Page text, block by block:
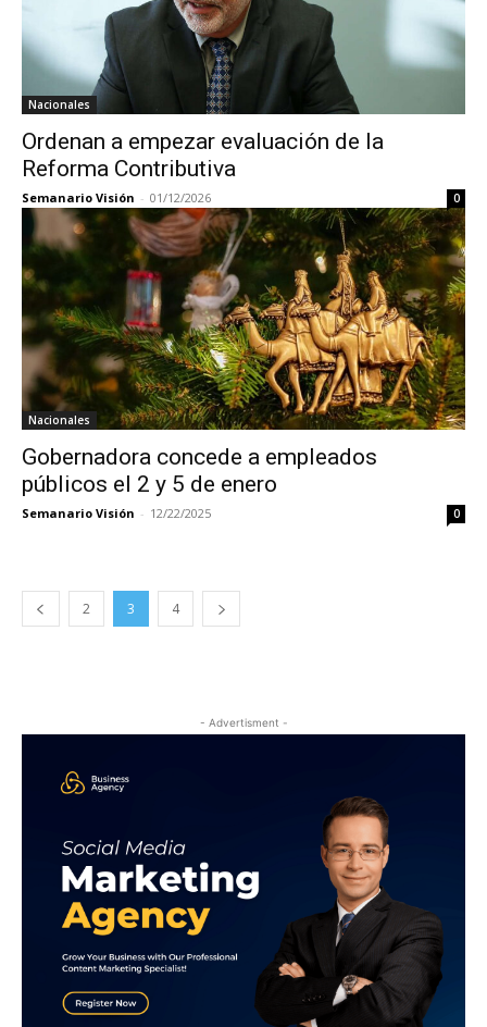
Nacionales
Ordenan a empezar evaluación de la
Reforma Contributiva
Semanario Visión - 01/12/2026 0
Nacionales
Gobernadora concede a empleados
públicos el 2 y 5 de enero
Semanario Visión - 12/22/2025 0
2 3 4
- Advertisment -